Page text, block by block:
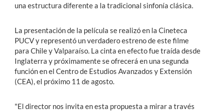
una estructura diferente a la tradicional sinfonía clásica.
La presentación de la película se realizó en la Cineteca
PUCV y representó un verdadero estreno de este filme
para Chile y Valparaíso. La cinta en efecto fue traída desde
Inglaterra y próximamente se ofrecerá en una segunda
función en el Centro de Estudios Avanzados y Extensión
(CEA), el próximo 11 de agosto.
"El director nos invita en esta propuesta a mirar a través